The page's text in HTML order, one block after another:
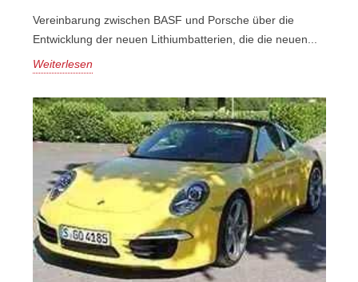
Vereinbarung zwischen BASF und Porsche über die
Entwicklung der neuen Lithiumbatterien, die die neuen...
Weiterlesen